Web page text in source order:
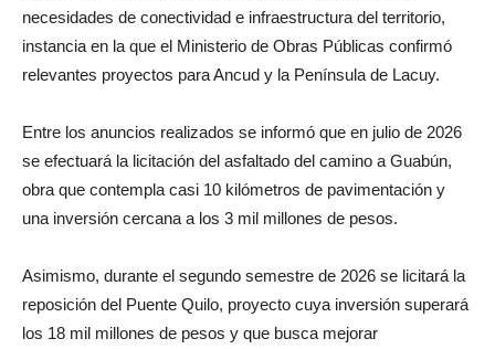
necesidades de conectividad e infraestructura del territorio,
instancia en la que el Ministerio de Obras Públicas confirmó
relevantes proyectos para Ancud y la Península de Lacuy.
Entre los anuncios realizados se informó que en julio de 2026
se efectuará la licitación del asfaltado del camino a Guabún,
obra que contempla casi 10 kilómetros de pavimentación y
una inversión cercana a los 3 mil millones de pesos.
Asimismo, durante el segundo semestre de 2026 se licitará la
reposición del Puente Quilo, proyecto cuya inversión superará
los 18 mil millones de pesos y que busca mejorar